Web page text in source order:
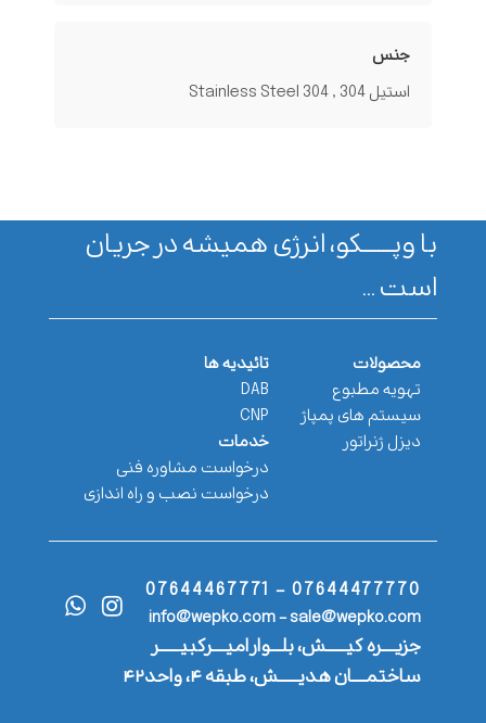
جنس
استیل 304 , Stainless Steel 304
با وپـــــــکو، انرژی همیشه در جریان
است ...
محصولات
تهویه مطبوع
سیستم های پمپاژ
دیزل ژنراتور
تائیدیه ها
DAB
CNP
خدمات
درخواست مشاوره فنی
درخواست نصب و راه اندازی
07644477770 - 07644467771
info@wepko.com - sale@wepko.com
جزیــــره کیــــــش، بلـــوار امیــــرکبیــــــر
ساختمــــان هدیــــــش، طبقه ۴، واحد۴۲